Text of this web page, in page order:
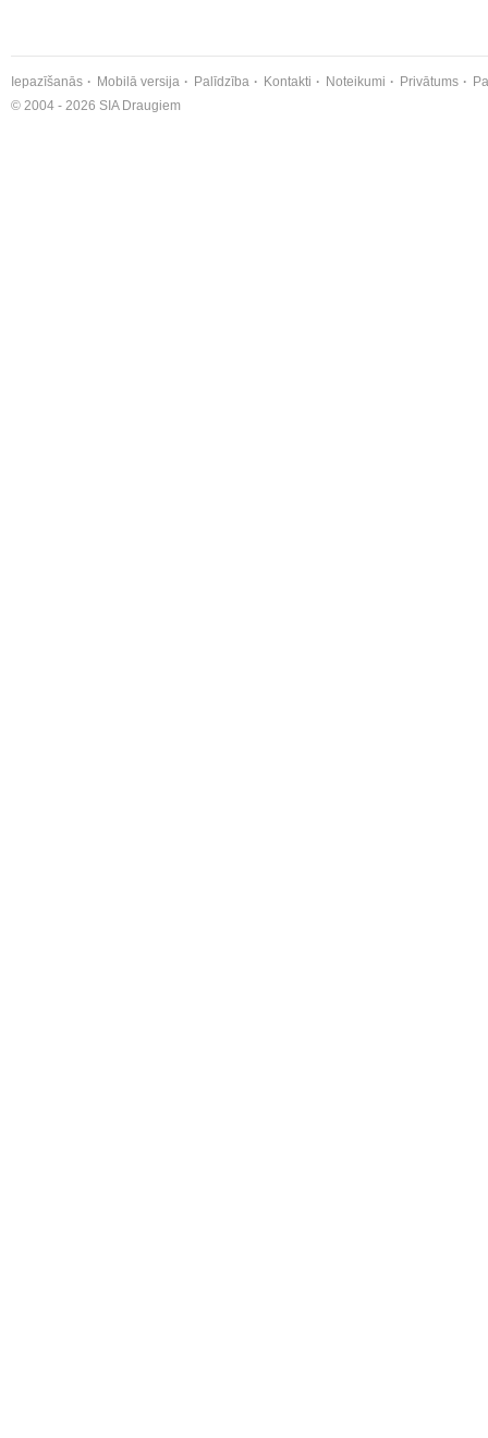
Iepazīšanās Mobilā versija Palīdzība Kontakti Noteikumi Privātums
© 2004 - 2026 SIA Draugiem